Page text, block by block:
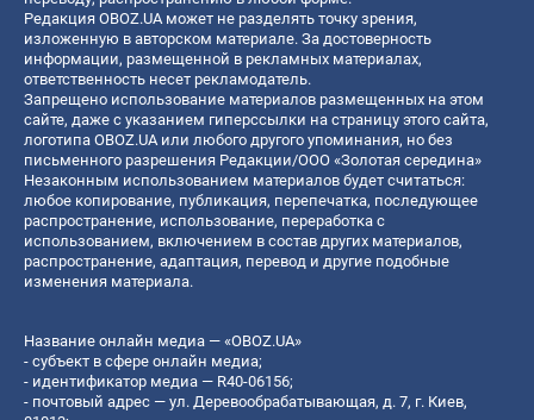
Редакция OBOZ.UA может не разделять точку зрения,
изложенную в авторском материале. За достоверность
информации, размещенной в рекламных материалах,
ответственность несет рекламодатель.
Запрещено использование материалов размещенных на этом
сайте, даже с указанием гиперссылки на страницу этого сайта,
логотипа OBOZ.UA или любого другого упоминания, но без
письменного разрешения Редакции/ООО «Золотая середина»
Незаконным использованием материалов будет считаться:
любое копирование, публикация, перепечатка, последующее
распространение, использование, переработка с
использованием, включением в состав других материалов,
распространение, адаптация, перевод и другие подобные
изменения материала.
Название онлайн медиа — «OBOZ.UA»
- субъект в сфере онлайн медиа;
- идентификатор медиа — R40-06156;
- почтовый адрес — ул. Деревообрабатывающая, д. 7, г. Киев,